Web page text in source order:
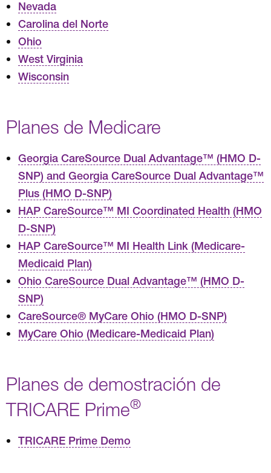
Nevada
Carolina del Norte
Ohio
West Virginia
Wisconsin
Planes de Medicare
Georgia CareSource Dual Advantage™ (HMO D-
SNP) and Georgia CareSource Dual Advantage™
Plus (HMO D-SNP)
HAP CareSource™ MI Coordinated Health (HMO
D-SNP)
HAP CareSource™ MI Health Link (Medicare-
Medicaid Plan)
Ohio CareSource Dual Advantage™ (HMO D-
SNP)
CareSource® MyCare Ohio (HMO D-SNP)
MyCare Ohio (Medicare-Medicaid Plan)
Planes de demostración de
TRICARE Prime®
TRICARE Prime Demo